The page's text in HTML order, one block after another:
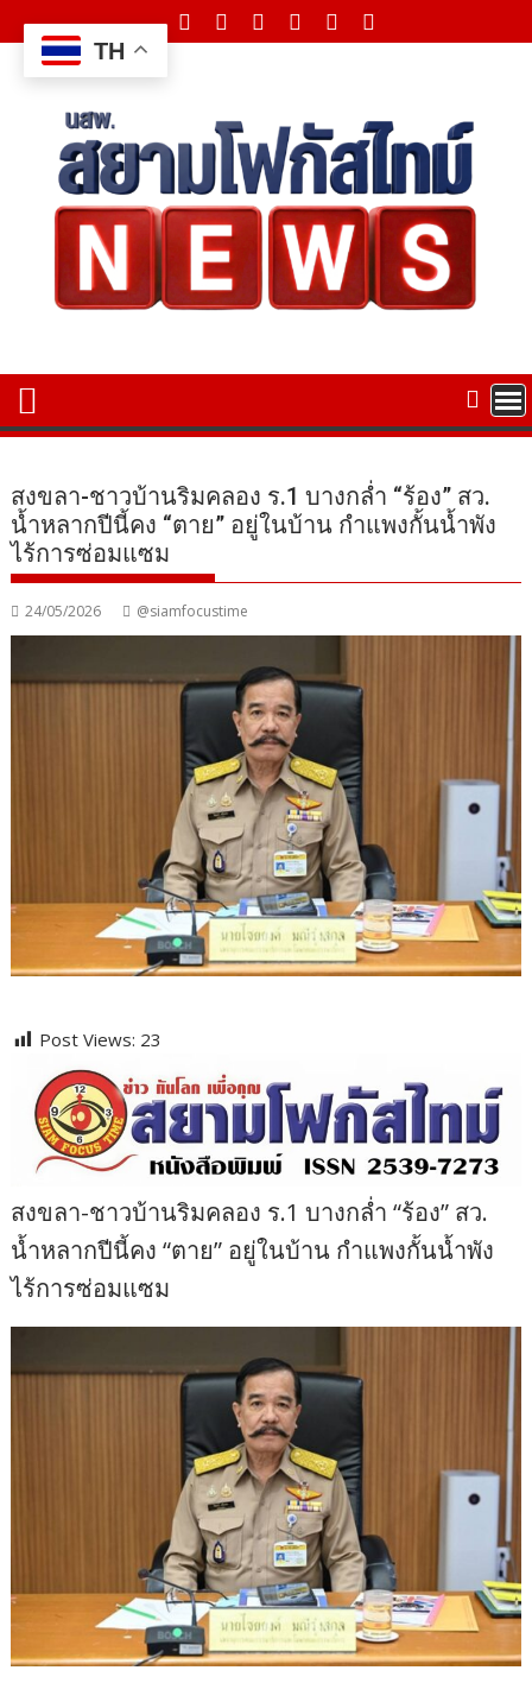
to
content
สงขลา-ชาวบ้านริมคลอง ร.1 บางกล่ำ “ร้อง” สว.
น้ำหลากปีนี้คง “ตาย” อยู่ในบ้าน กำแพงกั้นน้ำพัง
ไร้การซ่อมแซม
24/05/2026 @siamfocustime
Post Views: 23
สงขลา-ชาวบ้านริมคลอง ร.1 บางกล่ำ “ร้อง” สว.
น้ำหลากปีนี้คง “ตาย” อยู่ในบ้าน กำแพงกั้นน้ำพัง
ไร้การซ่อมแซม
TH